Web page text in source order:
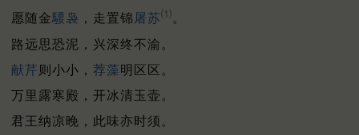
愿随金騕袅 ，走置锦 屠苏⑴。
路远思恐泥，兴深终不渝。
献芹 则小小， 荐藻明区区。
万里露寒殿，开冰清玉壶。
君王纳凉晚，此味亦时须。